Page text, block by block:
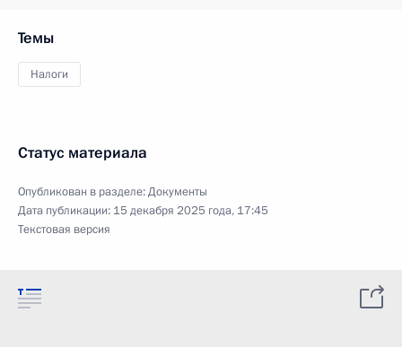
Темы
Налоги
Статус материала
Опубликован в разделе:Документы
Дата публикации: 15 декабря 2025 года, 17:45
Текстовая версия